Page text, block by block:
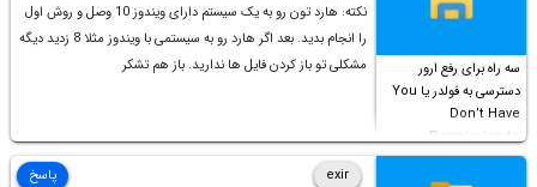
سه راه برای رفع ارور
دسترسی به فولدر یا You
Don’t Have
Permission to
Access this folder
نکته: هارد تون رو به یک سیستم دارای ویندوز 10 وصل و روش اول
را انجام بدید. بعد اگر هارد رو به سیستمی با ویندوز مثلا 8 زدید دیگه
مشکلی تو باز کردن فایل ها ندارید. باز هم تشکر
exir
پاسخ